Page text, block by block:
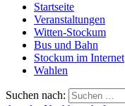
Startseite
Veranstaltungen
Witten-Stockum
Bus und Bahn
Stockum im Internet
Wahlen
Suchen nach: